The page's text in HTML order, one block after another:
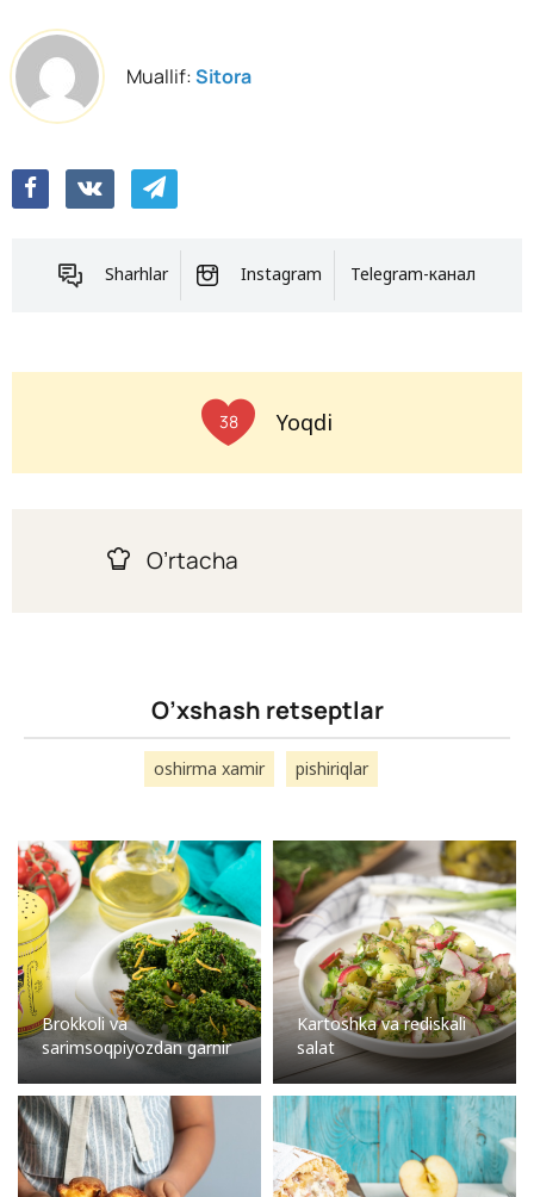
Muallif:Sitora
Sharhlar Instagram Telegram-канал
38 Yoqdi
O’rtacha
O’xshash retseptlar
oshirma xamir pishiriqlar
Brokkoli va
sarimsoqpiyozdan garnir
Kartoshka va rediskali
salat